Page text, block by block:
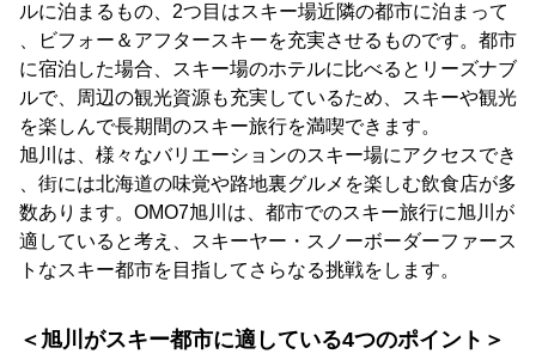
ルに泊まるもの、2つ目はスキー場近隣の都市に泊まって
、ビフォー＆アフタースキーを充実させるものです。都市
に宿泊した場合、スキー場のホテルに比べるとリーズナブ
ルで、周辺の観光資源も充実しているため、スキーや観光
を楽しんで長期間のスキー旅行を満喫できます。
旭川は、様々なバリエーションのスキー場にアクセスでき
、街には北海道の味覚や路地裏グルメを楽しむ飲食店が多
数あります。OMO7旭川は、都市でのスキー旅行に旭川が
適していると考え、スキーヤー・スノーボーダーファース
トなスキー都市を目指してさらなる挑戦をします。
＜旭川がスキー都市に適している4つのポイント＞